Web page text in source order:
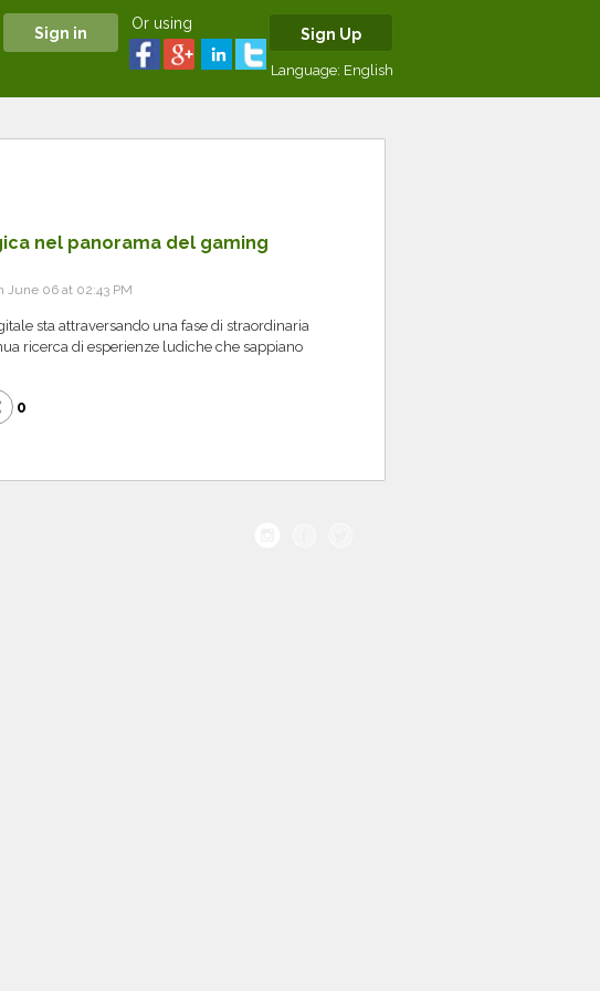
Or using
Sign Up
Language: English
nel panorama del gaming
June 06 at 02:43 PM
sta attraversando una fase di straordinaria
ricerca di esperienze ludiche che sappiano
0